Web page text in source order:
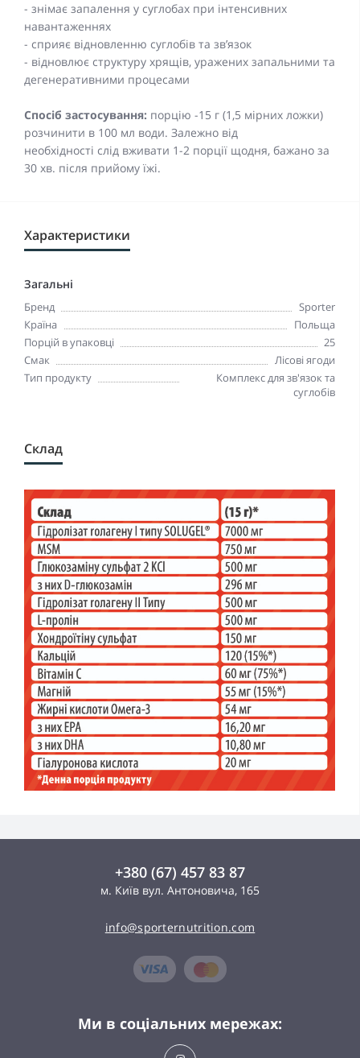
- знімає запалення у суглобах при інтенсивних
навантаженнях
- сприяє відновленню суглобів та зв’язок
- відновлює структуру хрящів, уражених запальними та
дегенеративними процесами
Спосіб застосування: порцію -15 г (1,5 мірних ложки)
розчинити в 100 мл води. Залежно від
необхідності слід вживати 1-2 порції щодня, бажано за
30 хв. пiсля прийому їжі.
Характеристики
Загальні
Бренд
Sporter
Країна
Польща
Порцій в упаковці
25
Смак
Лісові ягоди
Тип продукту
Комплекс для зв'язок та
суглобів
Склад
+380 (67) 457 83 87
м. Київ вул. Антоновича, 165
info@sporternutrition.com
Ми в соціальних мережах: